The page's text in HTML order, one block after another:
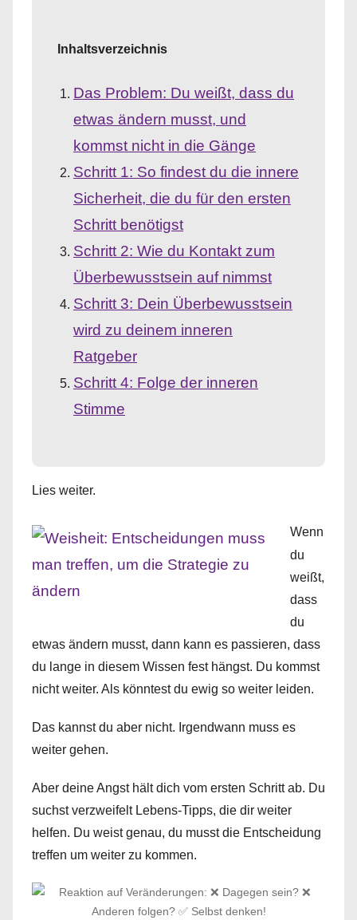
Inhaltsverzeichnis
Das Problem: Du weißt, dass du
etwas ändern musst, und
kommst nicht in die Gänge
Schritt 1: So findest du die innere
Sicherheit, die du für den ersten
Schritt benötigst
Schritt 2: Wie du Kontakt zum
Überbewusstsein auf nimmst
Schritt 3: Dein Überbewusstsein
wird zu deinem inneren
Ratgeber
Schritt 4: Folge der inneren
Stimme
Lies weiter.
Wenn
du
weißt,
dass
du
etwas ändern musst, dann kann es passieren, dass
du lange in diesem Wissen fest hängst. Du kommst
nicht weiter. Als könntest du ewig so weiter leiden.
Das kannst du aber nicht. Irgendwann muss es
weiter gehen.
Aber deine Angst hält dich vom ersten Schritt ab. Du
suchst verzweifelt Lebens-Tipps, die dir weiter
helfen. Du weist genau, du musst die Entscheidung
treffen um weiter zu kommen.